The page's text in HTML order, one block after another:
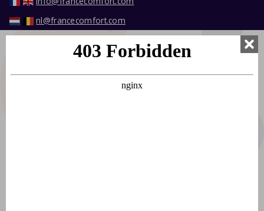
nl@francecomfort.com
Over FranceComfort
Over ons